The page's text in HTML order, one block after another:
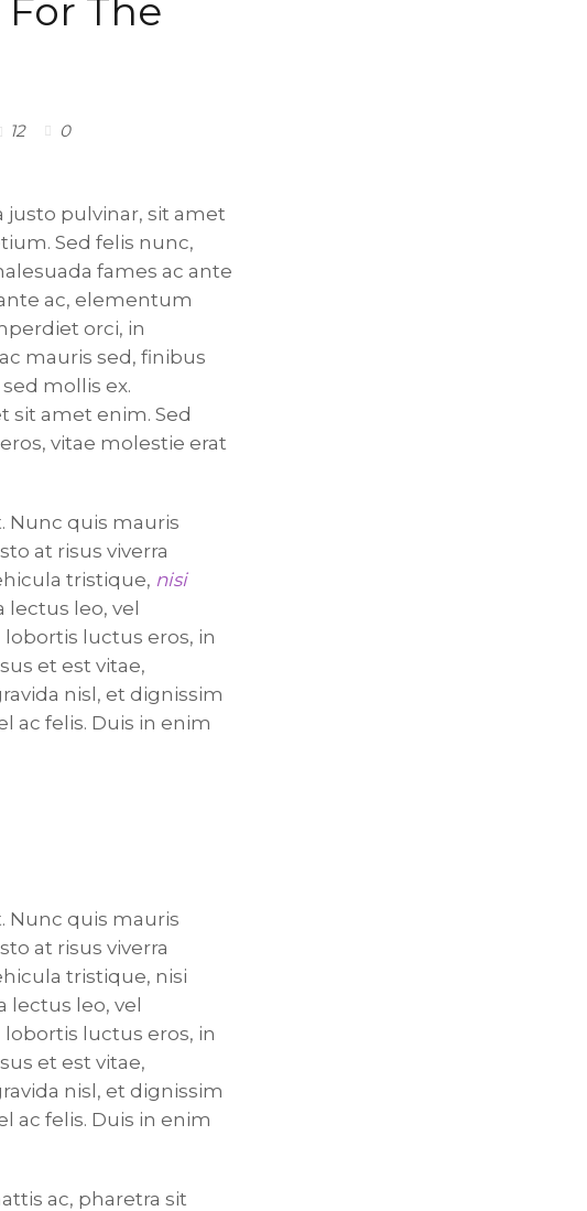
The
12 0
justo pulvinar, sit amet
Sed felis nunc,
fames ac ante
ac, elementum
orci, in
mauris sed, finibus
mollis ex.
sit amet enim. Sed
vitae molestie erat
Nunc quis mauris
at risus viverra
tristique, nisi
lectus leo, vel
luctus eros, in
et est vitae,
nisl, et dignissim
ac felis. Duis in enim
Nunc quis mauris
at risus viverra
tristique, nisi
lectus leo, vel
luctus eros, in
et est vitae,
nisl, et dignissim
ac felis. Duis in enim
ac, pharetra sit